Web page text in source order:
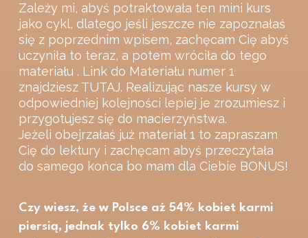
Zależy mi, abyś potraktowała ten mini kurs
jako cykl, dlatego jeśli jeszcze nie zapoznałaś
się z poprzednim wpisem, zachęcam Cię abyś
uczyniła to teraz, a potem wróciła do tego
materiału . Link do Materiału numer 1
znajdziesz TUTAJ. Realizując nasze kursy w
odpowiedniej kolejności lepiej je zrozumiesz i
przygotujesz się do macierzyństwa.
Jeżeli obejrzałaś już materiał 1 to zapraszam
Cię do lektury i zachęcam abyś przeczytała
do samego końca bo mam dla Ciebie BONUS!
Czy wiesz, że w Polsce aż 54% kobiet karmi
piersią, jednak tylko 6% kobiet karmi